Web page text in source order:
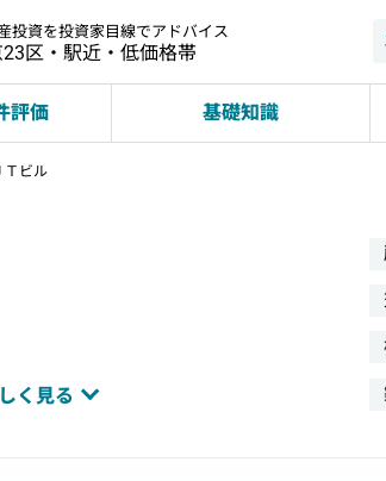
投資を投資家目線でアドバイス
23区・駅近・低価格帯
評価 基礎知識
Ｔビル
く見る